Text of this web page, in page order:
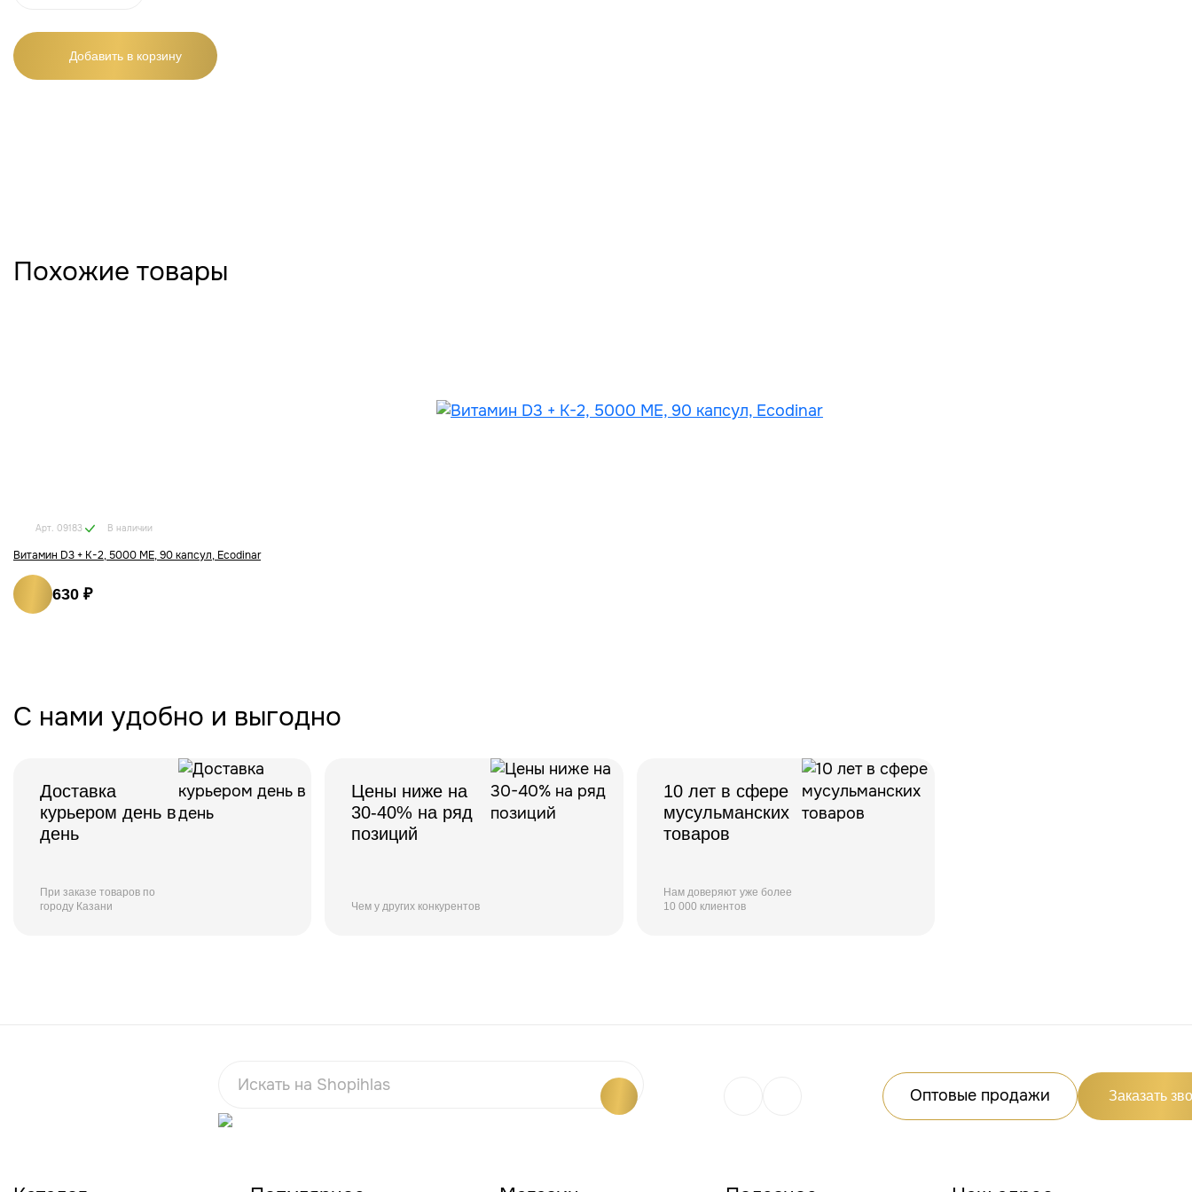
Добавить в корзину
Похожие товары
Арт. 09183 В наличии
Витамин D3 + K-2, 5000 ME, 90 капсул, Ecodinar
630 ₽
С нами удобно и выгодно
Доставка
курьером день в
день
При заказе товаров по
городу Казани
Цены ниже на
30-40% на ряд
позиций
Чем у других конкурентов
10 лет в сфере
мусульманских
товаров
Нам доверяют уже более
10 000 клиентов
Оптовые продажи Заказать